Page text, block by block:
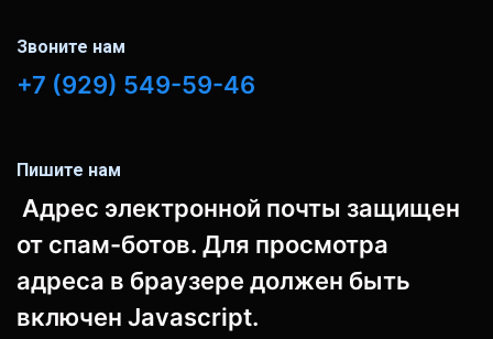
Звоните нам
+7 (929) 549-59-46
Пишите нам
Адрес электронной почты защищен
от спам-ботов. Для просмотра
адреса в браузере должен быть
включен Javascript.